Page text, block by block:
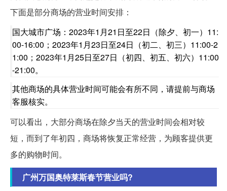
下面是部分商场的营业时间安排：
国大城市广场：2023年1月21日至22日（除夕、初一）11:
00-16:00；2023年1月23日至24日（初二、初三）11:00-2
1:00；2023年1月25日至27日（初四、初五、初六）11:00
-21:00。
其他商场的具体营业时间可能会有所不同，请提前与商场
客服核实。
可以看出，大部分商场在除夕当天的营业时间会相对较
短，而到了年初四，商场将恢复正常经营，为顾客提供更
多的购物时间。
广州万国奥特莱斯春节营业吗?